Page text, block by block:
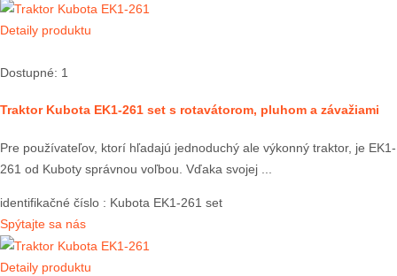
Detaily produktu
Dostupné: 1
Traktor Kubota EK1-261 set s rotavátorom, pluhom a závažiami
Pre používateľov, ktorí hľadajú jednoduchý ale výkonný traktor, je EK1-
261 od Kuboty správnou voľbou. Vďaka svojej ...
identifikačné číslo : Kubota EK1-261 set
Spýtajte sa nás
Detaily produktu